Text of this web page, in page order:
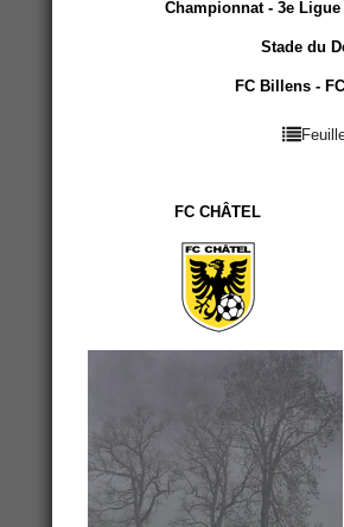
Championnat - 3e Ligue
Stade du
FC Billens -
FC CHÂTEL